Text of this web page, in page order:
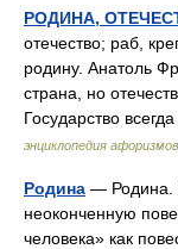
РОДИНА,
отечество; раб,
родину. Анатоль
страна, но
Государство
энциклопедия афоризмов
Родина — Родина.
неоконченную
человека» как